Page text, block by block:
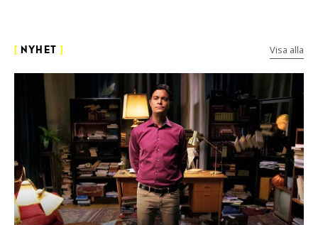
NYHET Visa alla